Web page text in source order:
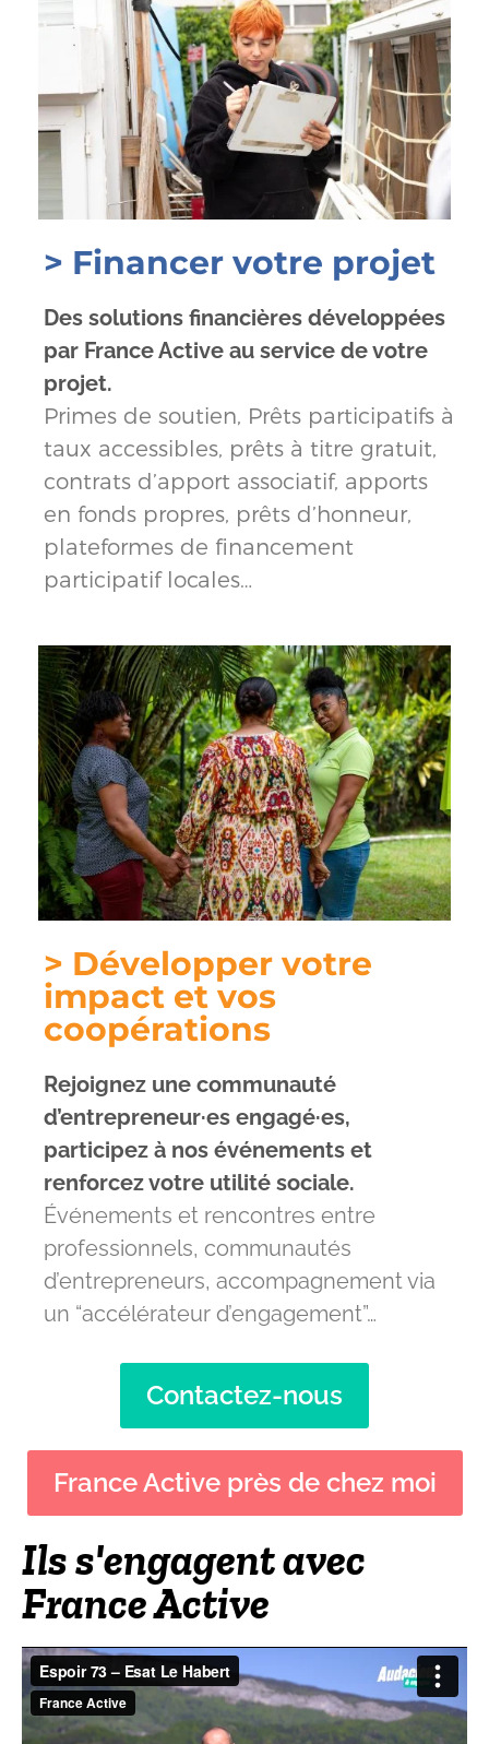
> Financer votre projet
Des solutions financières développées
par France Active au service de votre
projet.
Primes de soutien, Prêts participatifs à
taux accessibles, prêts à titre gratuit,
contrats d’apport associatif, apports
en fonds propres, prêts d’honneur,
plateformes de financement
participatif locales…
> Développer votre
impact et vos
coopérations
Rejoignez une communauté
d’entrepreneur·es engagé·es,
participez à nos événements et
renforcez votre utilité sociale.
Événements et rencontres entre
professionnels, communautés
d’entrepreneurs, accompagnement via
un “accélérateur d’engagement”…
Contactez-nous
France Active près de chez moi
Ils s'engagent avec
France Active